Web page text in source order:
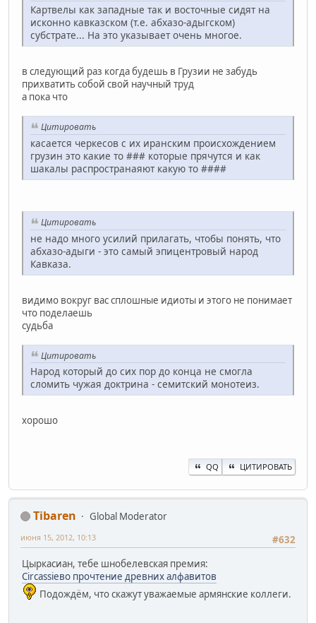
Картвелы как западные так и восточные сидят на
исконно кавказском (т.е. абхазо-адыгском)
субстрате... На это указывает очень многое.
в следующий раз когда будешь в Грузии не забудь
прихватить собой свой научный труд
а пока что
Цитировать
касается черкесов с их иранским происхождением
грузин это какие то ### которые прячутся и как
шакалы распространаяют какую то ####
Цитировать
не надо много усилий прилагать, чтобы понять, что
абхазо-адыги - это самый эпицентровый народ
Кавказа.
видимо вокруг вас сплошные идиоты и этого не понимает
что поделаешь
судьба
Цитировать
Народ который до сих пор до конца не смогла
сломить чужая доктрина - семитский монотеиз.
хорошо
QQ ЦИТИРОВАТЬ
Tibaren
Global Moderator
#632
июня 15, 2012, 10:13
Цыркасиан, тебе шнобелевская премия:
Circassiево прочтение древних алфавитов
Подождём, что скажут уважаемые армянские коллеги.